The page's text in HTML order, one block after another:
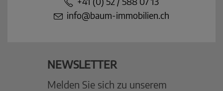
info@baum-immobilien.ch
NEWSLETTER
Melden Sie sich zu unserem